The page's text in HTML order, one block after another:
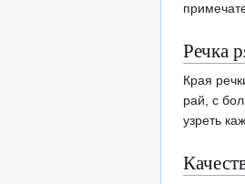
Речка
Края
рай, с
узреть